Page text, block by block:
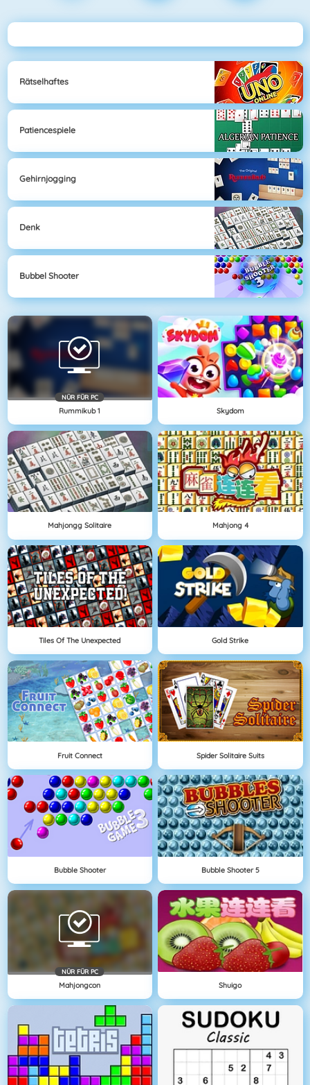
Rätselhaftes
Patiencespiele
Gehirnjogging
Denk
Bubbel Shooter
NÜR FÜR PC
Rummikub 1 Skydom
Mahjongg Solitaire Mahjong 4
Tiles Of The Unexpected Gold Strike
Fruit Connect Spider Solitaire Suits
Bubble Shooter Bubble Shooter 5
NÜR FÜR PC
Mahjongcon Shuigo